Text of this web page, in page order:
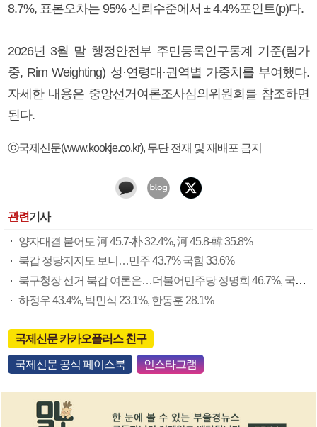
8.7%, 표본오차는 95% 신뢰수준에서 ± 4.4%포인트(p)다.
2026년 3월 말 행정안전부 주민등록인구통계 기준(림가
중, Rim Weighting) 성·연령대·권역별 가중치를 부여했다.
자세한 내용은 중앙선거여론조사심의위원회를 참조하면
된다.
ⓒ국제신문(www.kookje.co.kr), 무단 전재 및 재배포 금지
관련기사
양자대결 붙어도 河 45.7-朴 32.4%, 河 45.8-韓 35.8%
북갑 정당지지도 보니…민주 43.7% 국힘 33.6%
북구청장 선거 북갑 여론은…더불어민주당 정명희 46.7%, 국민의힘 오태원 37.4%
하정우 43.4%, 박민식 23.1%, 한동훈 28.1%
국제신문 카카오플러스 친구
국제신문 공식 페이스북 인스타그램